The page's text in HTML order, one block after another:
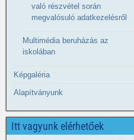
való részvétel során
megvalósuló adatkezelésről
Multimédia beruházás az
iskolában
Képgaléria
Alapítványunk
Itt vagyunk elérhetőek